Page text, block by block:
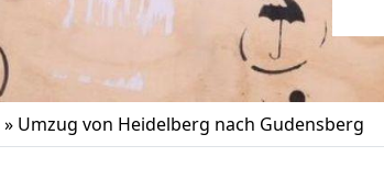
» Umzug von Heidelberg nach Gudensberg